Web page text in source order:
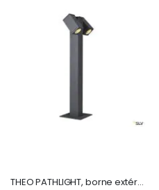
THEO PATHLIGHT, borne extérieure, double, anthracite, GU10, 2x 7W max, IP44